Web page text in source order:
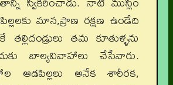
మాన,ప్రాణ రక్షణ ఉండేది
తమ కూతుళ్ళను
బాల్యవివాహాలు చేసేవారు.
ఆడపిల్లలు అనేక శారీరక,